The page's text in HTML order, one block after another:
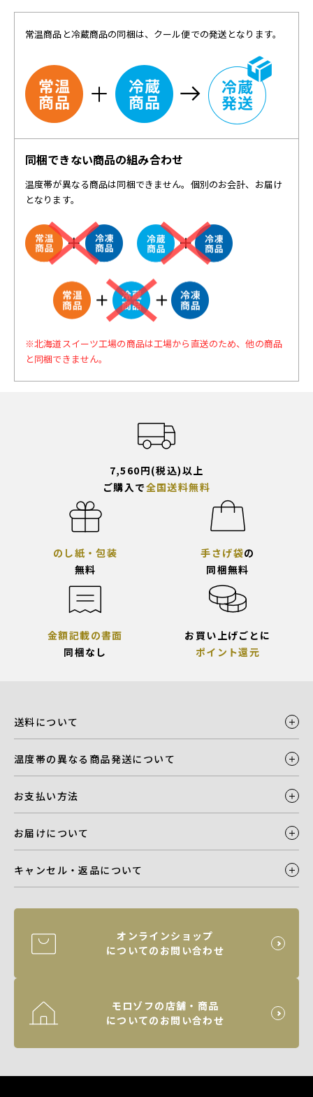
常温商品と冷蔵商品の同梱は、クール便での発送となります。
同梱できない商品の組み合わせ
温度帯が異なる商品は同梱できません。個別のお会計、お届け
となります。
※北海道スイーツ工場の商品は工場から直送のため、他の商品
と同梱できません。
7,560円(税込)以上
ご購入で全国送料無料
のし紙・包装
無料
手さげ袋の
同梱無料
金額記載の書面
同梱なし
お買い上げごとに
ポイント還元
送料について
温度帯の異なる商品発送について
お支払い方法
お届けについて
キャンセル・返品について
オンラインショップ
についてのお問い合わせ
モロゾフの店舗・商品
についてのお問い合わせ